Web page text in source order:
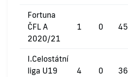
Fortuna
ČFL A
2020/21
1 0 45
I.Celostátní
liga U19
4 0 36